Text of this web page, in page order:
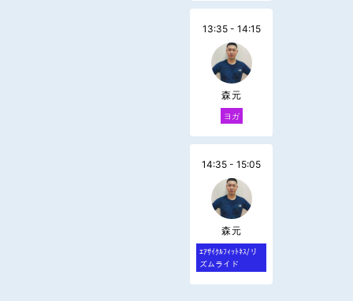
13:35 - 14:15
森元
ヨガ
14:35 - 15:05
森元
ｴｱｻｲｸﾙﾌｨｯﾄﾈｽ/リ
ズムライド